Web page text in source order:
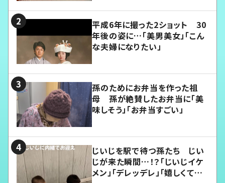
平成6年に撮った2ショット 30
年後の姿に…「美男美女」「こん
な夫婦になりたい」
孫のためにお弁当を作った祖
母 孫が絶賛したお弁当に「美
味しそう」「お弁当すごい」
じいじを駅で待つ孫たち じい
じが来た瞬間…！？「じいじイケ
メン」「デレッデレ」「嬉しくて可